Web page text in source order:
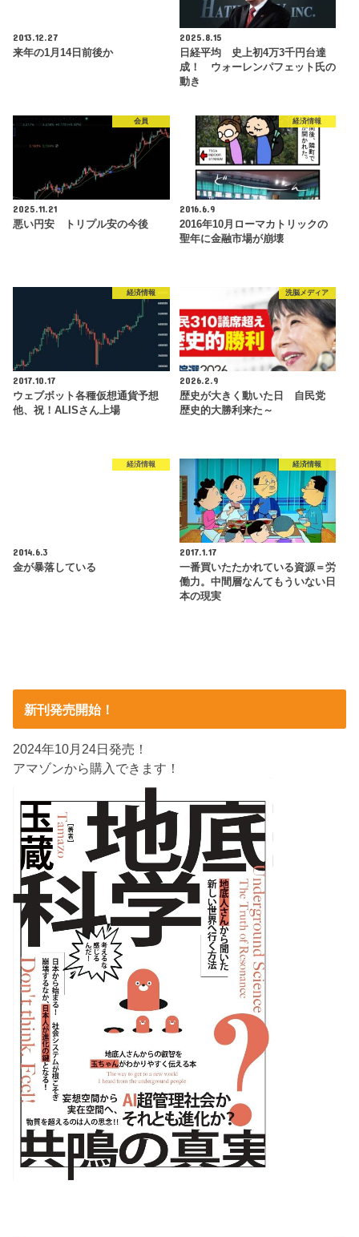
2013.12.27
来年の1月14日前後か
2025.8.15
日経平均 史上初4万3千円台達
成！ ウォーレンパフェット氏の
動き
会員
2025.11.21
悪い円安 トリプル安の今後
経済情報
2016.6.9
2016年10月ローマカトリックの
聖年に金融市場が崩壊
経済情報
2017.10.17
ウェブボット各種仮想通貨予想
他、祝！ALISさん上場
洗脳メディア
2026.2.9
歴史が大きく動いた日 自民党
歴史的大勝利来た～
経済情報
2014.6.3
金が暴落している
経済情報
2017.1.17
一番買いたたかれている資源＝労
働力。中間層なんてもういない日
本の現実
新刊発売開始！
2024年10月24日発売！
アマゾンから購入できます！